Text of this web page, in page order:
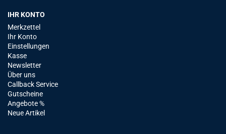
IHR KONTO
Merkzettel
Ihr Konto
Einstellungen
Kasse
Newsletter
Über uns
Callback Service
Gutscheine
Angebote %
Neue Artikel